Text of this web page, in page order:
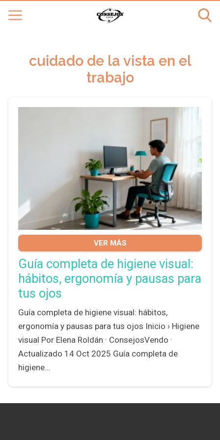
cuidado de la vista en el
trabajo
VER MÁS
Guía completa de higiene visual:
hábitos, ergonomía y pausas para
tus ojos
Guía completa de higiene visual: hábitos,
ergonomía y pausas para tus ojos Inicio › Higiene
visual Por Elena Roldán · ConsejosVendo ·
Actualizado 14 Oct 2025 Guía completa de
higiene…